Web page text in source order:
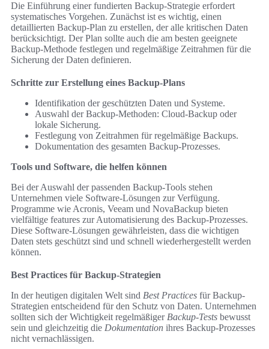
Die Einführung einer fundierten Backup-Strategie erfordert
systematisches Vorgehen. Zunächst ist es wichtig, einen
detaillierten Backup-Plan zu erstellen, der alle kritischen Daten
berücksichtigt. Der Plan sollte auch die am besten geeignete
Backup-Methode festlegen und regelmäßige Zeitrahmen für die
Sicherung der Daten definieren.
Schritte zur Erstellung eines Backup-Plans
Identifikation der geschützten Daten und Systeme.
Auswahl der Backup-Methoden: Cloud-Backup oder
lokale Sicherung.
Festlegung von Zeitrahmen für regelmäßige Backups.
Dokumentation des gesamten Backup-Prozesses.
Tools und Software, die helfen können
Bei der Auswahl der passenden Backup-Tools stehen
Unternehmen viele Software-Lösungen zur Verfügung.
Programme wie Acronis, Veeam und NovaBackup bieten
vielfältige features zur Automatisierung des Backup-Prozesses.
Diese Software-Lösungen gewährleisten, dass die wichtigen
Daten stets geschützt sind und schnell wiederhergestellt werden
können.
Best Practices für Backup-Strategien
In der heutigen digitalen Welt sind Best Practices für Backup-
Strategien entscheidend für den Schutz von Daten. Unternehmen
sollten sich der Wichtigkeit regelmäßiger Backup-Tests bewusst
sein und gleichzeitig die Dokumentation ihres Backup-Prozesses
nicht vernachlässigen.